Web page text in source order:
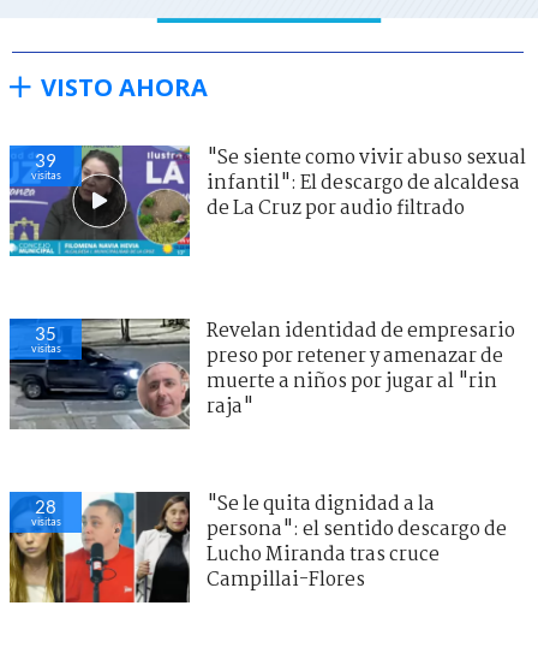
VISTO AHORA
39
visitas
"Se siente como vivir abuso sexual
infantil": El descargo de alcaldesa
de La Cruz por audio filtrado
35
visitas
Revelan identidad de empresario
preso por retener y amenazar de
muerte a niños por jugar al "rin
raja"
28
visitas
"Se le quita dignidad a la
persona": el sentido descargo de
Lucho Miranda tras cruce
Campillai-Flores